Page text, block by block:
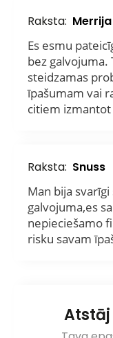
Raksta: Merrija
Es esmu
bez galvojuma.
steidzamas
īpašumam vai
citiem izmantot
Raksta: Snuss
Man bija
galvojuma,es
nepieciešamo
risku savam